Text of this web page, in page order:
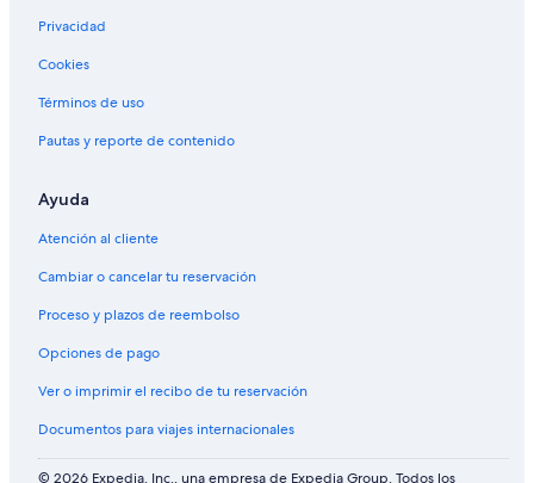
Privacidad
Cookies
Términos de uso
Pautas y reporte de contenido
Ayuda
Atención al cliente
Cambiar o cancelar tu reservación
Proceso y plazos de reembolso
Opciones de pago
Ver o imprimir el recibo de tu reservación
Documentos para viajes internacionales
© 2026 Expedia, Inc., una empresa de Expedia Group. Todos los